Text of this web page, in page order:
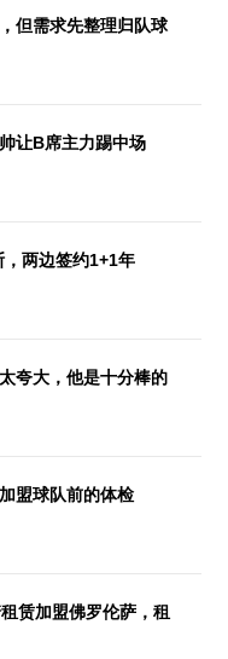
但需求先整理归队球
让B席主力踢中场
两边签约1+1年
夸大，他是十分棒的
盟球队前的体检
赁加盟佛罗伦萨，租